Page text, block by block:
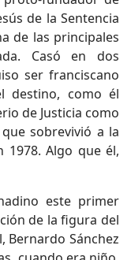
de la Sentencia
de las principales
Casó en dos
ser franciscano
destino, como él
de Justicia como
sobrevivió a la
Algo que él,
este primer
de la figura del
Bernardo Sánchez